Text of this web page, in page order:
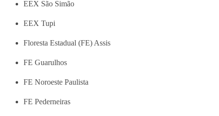
EEX São Simão
EEX Tupi
Floresta Estadual (FE) Assis
FE Guarulhos
FE Noroeste Paulista
FE Pederneiras